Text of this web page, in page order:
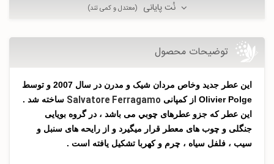
نُت پایانی (معتدل و کمی تند)
توضیحات محصول
این عطر جدید وخاص مردان شیک و مدرن در سال 2007 و توسط
Olivier Polge از کمپانی
Salvatore Ferragamo ساخته شد .
این عطر که جزو عطرهای چوبي می باشد ، در گروه بویایی
جنگلی و چوب های معطر قرار میگیرد و از رايحه های سنبل و
سیب ، ​​فلفل سیاه ، چرم و کهربا تشکیل یافته است .